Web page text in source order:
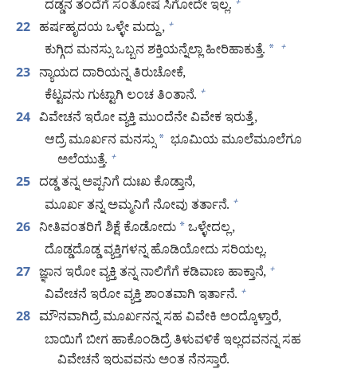
ದಡ್ಡನ ತಂದೆಗೆ ಸಂತೋಷ ಸಿಗೋದೇ ಇಲ್ಲ. +
22 ಹರ್ಷಹೃದಯ ಒಳ್ಳೇ ಮದ್ದು, +
ಕುಗ್ಗಿದ ಮನಸ್ಸು ಒಬ್ಬನ ಶಕ್ತಿಯನ್ನೆಲ್ಲಾ ಹೀರಿಹಾಕುತ್ತೆ. * +
23 ನ್ಯಾಯದ ದಾರಿಯನ್ನ ತಿರುಚೋಕೆ,
ಕೆಟ್ಟವನು ಗುಟ್ಟಾಗಿ ಲಂಚ ತಿಂತಾನೆ. +
24 ವಿವೇಚನೆ ಇರೋ ವ್ಯಕ್ತಿ ಮುಂದೆನೇ ವಿವೇಕ ಇರುತ್ತೆ,
ಆದ್ರೆ ಮೂರ್ಖನ ಮನಸ್ಸು * ಭೂಮಿಯ ಮೂಲೆಮೂಲೆಗೂ
ಅಲೆಯುತ್ತೆ. +
25 ದಡ್ಡ ತನ್ನ ಅಪ್ಪನಿಗೆ ದುಃಖ ಕೊಡ್ತಾನೆ,
ಮೂರ್ಖ ತನ್ನ ಅಮ್ಮನಿಗೆ ನೋವು ತರ್ತಾನೆ. +
26 ನೀತಿವಂತರಿಗೆ ಶಿಕ್ಷೆ ಕೊಡೋದು *ಒಳ್ಳೇದಲ್ಲ,
ದೊಡ್ಡದೊಡ್ಡ ವ್ಯಕ್ತಿಗಳನ್ನ ಹೊಡಿಯೋದು ಸರಿಯಲ್ಲ.
27 ಜ್ಞಾನ ಇರೋ ವ್ಯಕ್ತಿ ತನ್ನ ನಾಲಿಗೆಗೆ ಕಡಿವಾಣ ಹಾಕ್ತಾನೆ, +
ವಿವೇಚನೆ ಇರೋ ವ್ಯಕ್ತಿ ಶಾಂತವಾಗಿ ಇರ್ತಾನೆ. +
28 ಮೌನವಾಗಿದ್ರೆ ಮೂರ್ಖನನ್ನ ಸಹ ವಿವೇಕಿ ಅಂದ್ಕೊಳ್ತಾರೆ,
ಬಾಯಿಗೆ ಬೀಗ ಹಾಕೊಂಡಿದ್ರೆ ತಿಳುವಳಿಕೆ ಇಲ್ಲದವನನ್ನ ಸಹ
ವಿವೇಚನೆ ಇರುವವನು ಅಂತ ನೆನಸ್ತಾರೆ.